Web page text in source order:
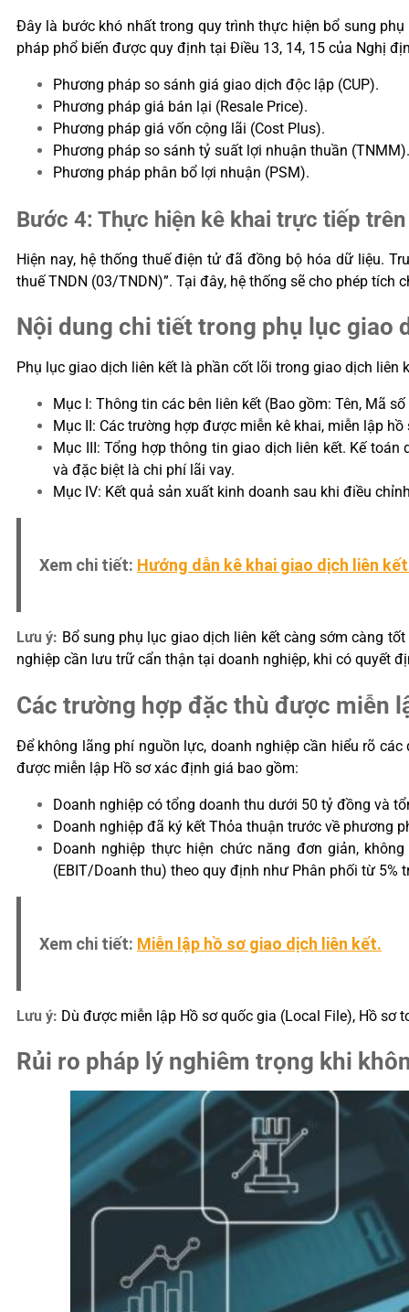
Đây là bước khó nhất trong quy trình thực hiện bổ sung
pháp phổ biến được quy định tại Điều 13, 14, 15 của Nghị
Phương pháp so sánh giá giao dịch độc lập (CUP).
Phương pháp giá bán lại (Resale Price).
Phương pháp giá vốn cộng lãi (Cost Plus).
Phương pháp so sánh tỷ suất lợi nhuận thuần (TNMM).
Phương pháp phân bổ lợi nhuận (PSM).
Bước 4: Thực hiện kê khai trực tiếp
Hiện nay, hệ thống thuế điện tử đã đồng bộ hóa dữ liệu.
thuế TNDN (03/TNDN)”. Tại đây, hệ thống sẽ cho phép tích
Nội dung chi tiết trong phụ lục giao
Phụ lục giao dịch liên kết là phần cốt lõi trong giao dịch liên
Mục I: Thông tin các bên liên kết (Bao gồm: Tên, Mã
Mục II: Các trường hợp được miễn kê khai, miễn lập
Mục III: Tổng hợp thông tin giao dịch liên kết. Kế
và đặc biệt là chi phí lãi vay.
Mục IV: Kết quả sản xuất kinh doanh sau khi điều
Xem chi tiết: Hướng dẫn kê khai giao dịch liên
Lưu ý: Bổ sung phụ lục giao dịch liên kết càng sớm càng
nghiệp cần lưu trữ cẩn thận tại doanh nghiệp, khi có quyết
Các trường hợp đặc thù được miễn
Để không lãng phí nguồn lực, doanh nghiệp cần hiểu rõ
được miễn lập Hồ sơ xác định giá bao gồm:
Doanh nghiệp có tổng doanh thu dưới 50 tỷ đồng và
Doanh nghiệp đã ký kết Thỏa thuận trước về phương
Doanh nghiệp thực hiện chức năng đơn giản,
(EBIT/Doanh thu) theo quy định như Phân phối từ 5%
Xem chi tiết: Miễn lập hồ sơ giao dịch liên kết.
Lưu ý: Dù được miễn lập Hồ sơ quốc gia (Local File), Hồ sơ
Rủi ro pháp lý nghiêm trọng khi